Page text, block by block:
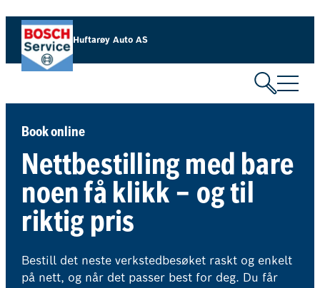
Hopp
innhold
Huftarøy Auto AS
Book online
Nettbestilling med bare
noen få klikk – og til
riktig pris
Bestill det neste verkstedbesøket raskt og enkelt
på nett, og når det passer best for deg. Du får